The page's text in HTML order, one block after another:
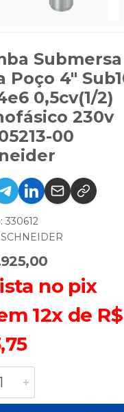
Submersa
Poço 4"
0,5cv(1/2)
230v
00
330612
SCHNEIDER
no pix
12x de R$